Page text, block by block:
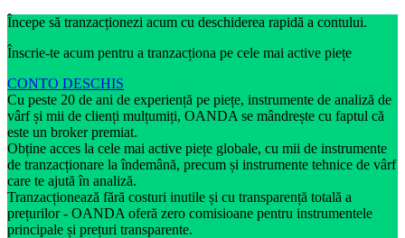
Începe să tranzacționezi acum cu deschiderea rapidă a contului.
Înscrie-te acum pentru a tranzacționa pe cele mai active piețe
CONTO DESCHIS
Cu peste 20 de ani de experiență pe piețe, instrumente de analiză de
vârf și mii de clienți mulțumiți, OANDA se mândrește cu faptul că
este un broker premiat.
Obține acces la cele mai active piețe globale, cu mii de instrumente
de tranzacționare la îndemână, precum și instrumente tehnice de vârf
care te ajută în analiză.
Tranzacționează fără costuri inutile și cu transparență totală a
prețurilor - OANDA oferă zero comisioane pentru instrumentele
principale și prețuri transparente.